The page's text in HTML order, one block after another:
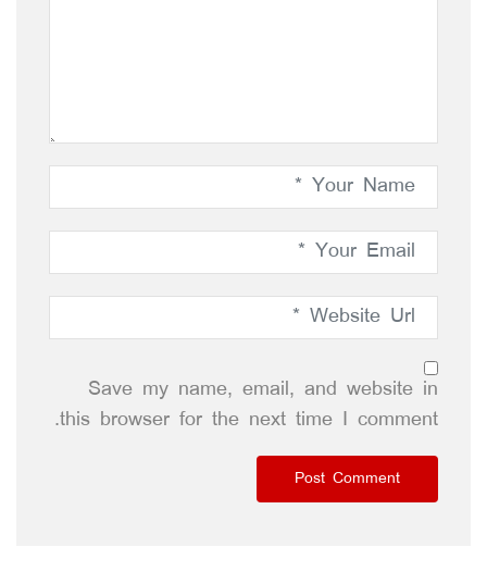
Save my name, email, and website in
this browser for the next time I comment.